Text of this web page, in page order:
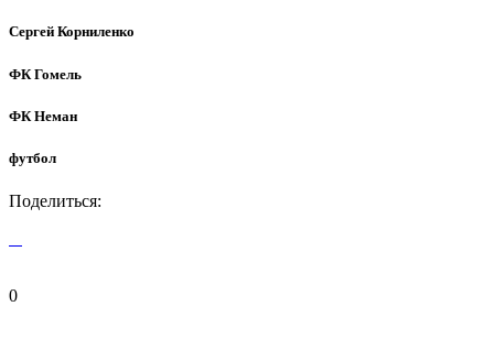
Сергей Корниленко
ФК Гомель
ФК Неман
футбол
Поделиться:
0